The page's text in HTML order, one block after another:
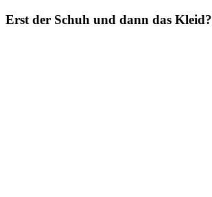
Erst der Schuh und dann das Kleid?